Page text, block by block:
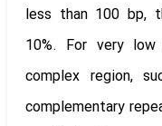
less than 100 bp,
10%. For very
complex region,
complementary